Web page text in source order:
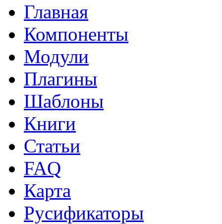
Главная
Компоненты
Модули
Плагины
Шаблоны
Книги
Статьи
FAQ
Карта
Русификаторы